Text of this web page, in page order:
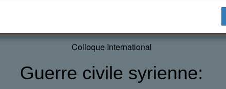
Colloque International
Guerre civile syrienne: